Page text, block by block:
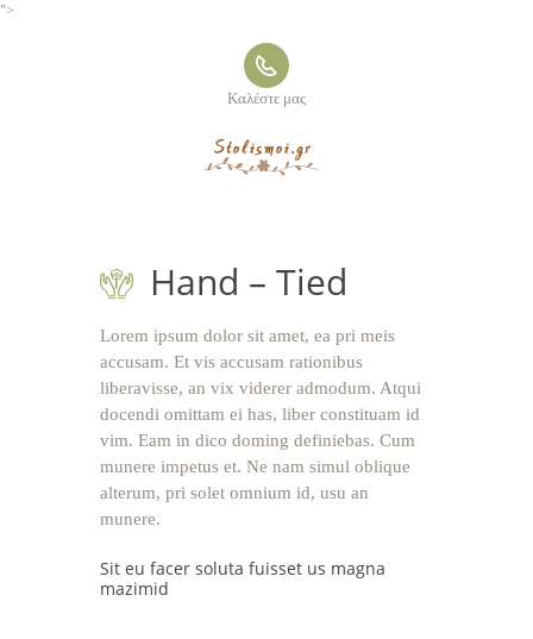
">
Καλέστε μας
Hand – Tied
Lorem ipsum dolor sit amet, ea pri meis
accusam. Et vis accusam rationibus
liberavisse, an vix viderer admodum. Atqui
docendi omittam ei has, liber constituam id
vim. Eam in dico doming definiebas. Cum
munere impetus et. Ne nam simul oblique
alterum, pri solet omnium id, usu an
munere.
Sit eu facer soluta fuisset us magna
mazimid